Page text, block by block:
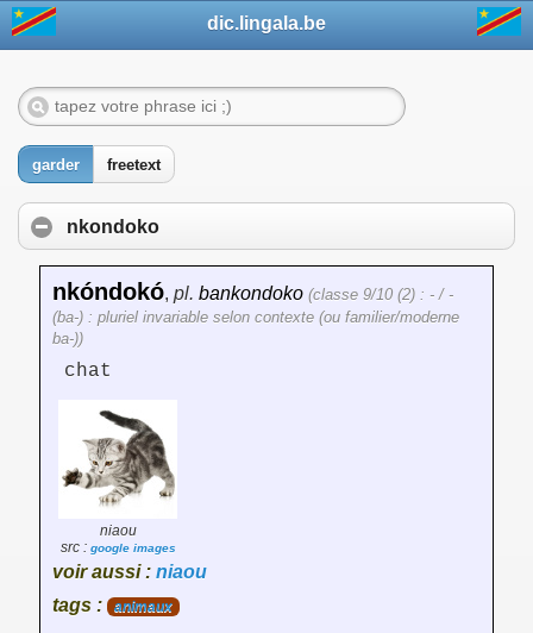
dic.lingala.be
garder freetext
nkondoko
nkóndokó, pl. bankondoko (classe 9/10 (2) : - / -
(ba-) : pluriel invariable selon contexte (ou familier/moderne
ba-))
chat
niaou
src : google images
voir aussi : niaou
tags :
animaux